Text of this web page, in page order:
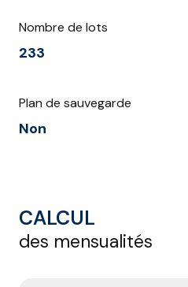
Nombre de lots
233
Plan de sauvegarde
Non
CALCUL
des mensualités